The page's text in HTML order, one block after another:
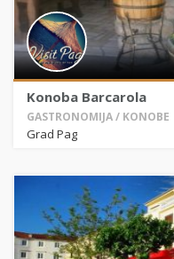
Konoba Barcarola
GASTRONOMIJA / KONOBE
Grad Pag